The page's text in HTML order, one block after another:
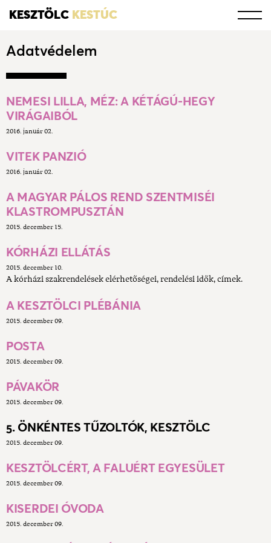
KESZTÖLC KESTÚC
Adatvédelem
NEMESI LILLA, MÉZ: A KÉTÁGÚ-HEGY
VIRÁGAIBÓL
2016. január 02.
VITEK PANZIÓ
2016. január 02.
A MAGYAR PÁLOS REND SZENTMISÉI
KLASTROMPUSZTÁN
2015. december 15.
KÓRHÁZI ELLÁTÁS
2015. december 10.
A kórházi szakrendelések elérhetőségei, rendelési idők, címek.
A KESZTÖLCI PLÉBÁNIA
2015. december 09.
POSTA
2015. december 09.
PÁVAKÖR
2015. december 09.
5. ÖNKÉNTES TŰZOLTÓK, KESZTÖLC
2015. december 09.
KESZTÖLCÉRT, A FALUÉRT EGYESÜLET
2015. december 09.
KISERDEI ÓVODA
2015. december 09.